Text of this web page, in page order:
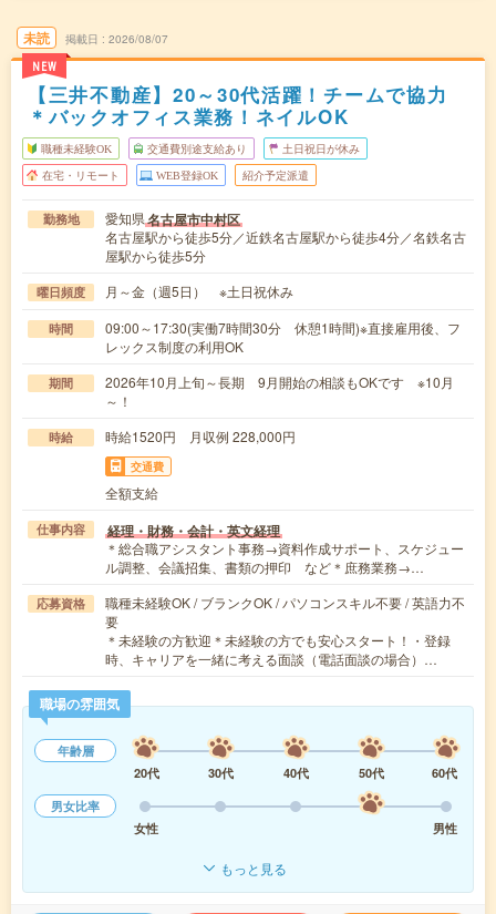
未読
NEW
掲載日 2026/08/07
【三井不動産】20～30代活躍！チームで協力
＊バックオフィス業務！ネイルOK
職種未経験OK 交通費別途支給あり 土日祝日が休み
在宅・リモート WEB登録OK 紹介予定派遣
勤務地 愛知県名古屋市中村区
名古屋駅から徒歩5分／近鉄名古屋駅から徒歩4分／名鉄名古
屋駅から徒歩5分
曜日頻度 月～金（週5日） ※土日祝休み
時間
09:00～17:30(実働7時間30分 休憩1時間)※直接雇用後、フ
レックス制度の利用OK
期間
2026年10月上旬～長期 9月開始の相談もOKです ※10月
～！
時給 時給1520円 月収例 228,000円
交通費
全額支給
仕事内容 経理・財務・会計・英文経理
＊総合職アシスタント事務→資料作成サポート、スケジュー
ル調整、会議招集、書類の押印 など＊庶務業務→…
応募資格
職種未経験OK / ブランクOK / パソコンスキル不要 / 英語力不
要
＊未経験の方歓迎＊未経験の方でも安心スタート！・登録
時、キャリアを一緒に考える面談（電話面談の場合）…
職場の雰囲気
年齢層
20代
30代 40代 50代
60代
男女比率
女性
男性
もっと見る